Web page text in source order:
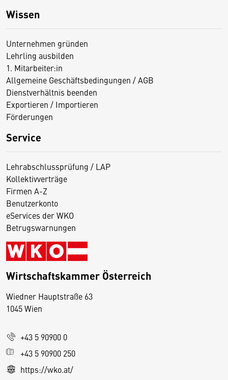
Wissen
Unternehmen gründen
Lehrling ausbilden
1. Mitarbeiter:in
Allgemeine Geschäftsbedingungen / AGB
Dienstverhältnis beenden
Exportieren / Importieren
Förderungen
Service
Lehrabschlussprüfung / LAP
Kollektivverträge
Firmen A-Z
Benutzerkonto
eServices der WKO
Betrugswarnungen
Wirtschaftskammer Österreich
Wiedner Hauptstraße 63
1045 Wien
+43 5 90900 0
+43 5 90900 250
https://wko.at/
D
s
e
S